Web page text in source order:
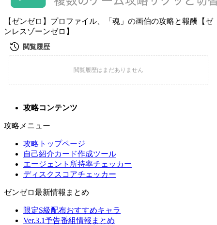
【ゼンゼロ】プロファイル、「魂」の画伯の攻略と報酬【ゼ
ンレスゾーンゼロ】
攻略コンテンツ
攻略メニュー
攻略トップページ
自己紹介カード作成ツール
エージェント所持率チェッカー
ディスクスコアチェッカー
ゼンゼロ最新情報まとめ
限定S級配布おすすめキャラ
Ver.3.1予告番組情報まとめ